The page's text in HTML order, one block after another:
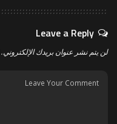
Leave a Reply
لن يتم نشر عنوان بريدك الإلكتروني.